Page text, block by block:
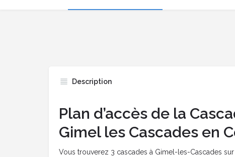
Description
Plan d’accès de la
Gimel les Cascades en
Vous trouverez 3 cascades à Gimel-les-Cascades